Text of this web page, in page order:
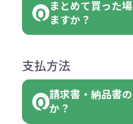
但し、ロゴな
費用）
色指定できる
品詳細の購入
になっており
クエアトート
クエアトート
色を指定出来
個、ブルーを
●初期不良ま
障）の場合
合
●名入れ、オ
っていた場合
名入れありの
は下記の通り
計算例：
＜1色印刷の
（提供価格（
まとめて買った
ますか？
商品によりま
ていただきま
見積もりサポ
支払方法
請求書・納品書
か？